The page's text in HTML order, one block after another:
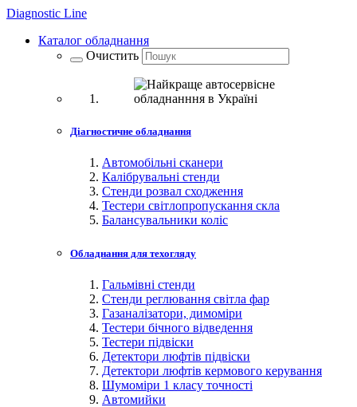
Diagnostic Line
Каталог обладнання
Очистить
Діагностичне обладнання
Автомобільні сканери
Калібрувальні стенди
Стенди розвал сходження
Тестери світлопропускання скла
Балансувальники коліс
Обладнання для техогляду
Гальмівні стенди
Стенди реглювання світла фар
Газаналізатори, димоміри
Тестери бічного відведення
Тестери підвіски
Детектори люфтів підвіски
Детектори люфтів кермового керування
Шумоміри 1 класу точності
Автомийки